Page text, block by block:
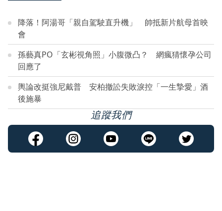
降落！阿湯哥「親自駕駛直升機」 帥抵新片航母首映
會
孫藝真PO「玄彬視角照」小腹微凸？ 網瘋猜懷孕公司
回應了
輿論改挺強尼戴普 安柏撤訟失敗淚控「一生摯愛」酒
後施暴
追蹤我們